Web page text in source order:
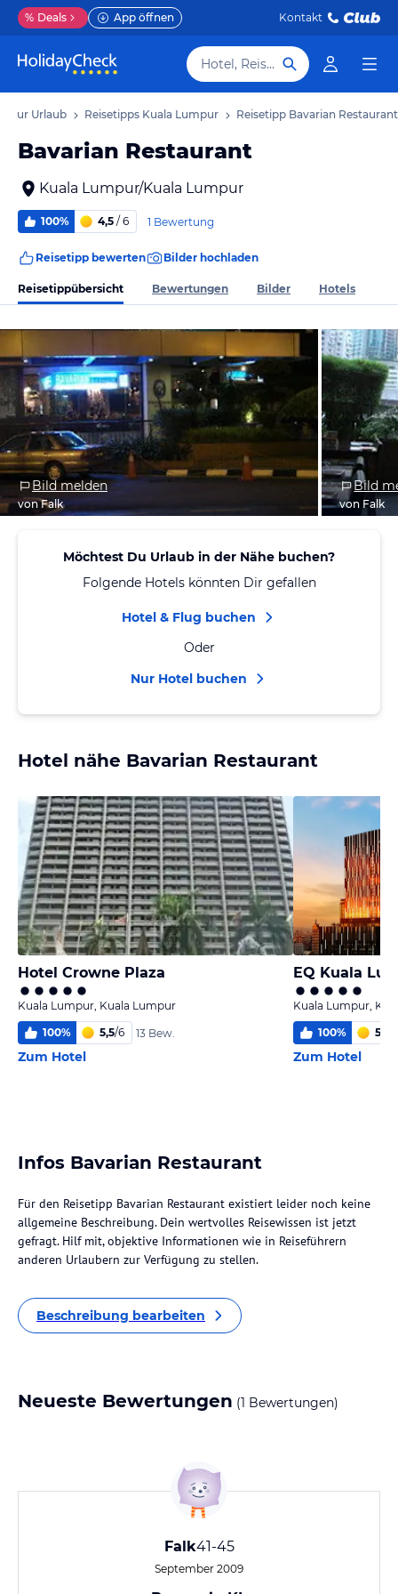
% Deals App öffnen Kontakt
Hotel, Reiseziel
Urlaub Reisetipps Kuala Lumpur Reisetipp Bavarian Restaurant
Bavarian Restaurant
Kuala Lumpur/Kuala Lumpur
100% 4,5 / 6 1 Bewertung
Reisetipp bewerten Bilder hochladen
Reisetippübersicht Bewertungen Bilder Hotels
Bild melden
von Falk
Bild
von Falk
Möchtest Du Urlaub in der Nähe buchen?
Folgende Hotels könnten Dir gefallen
Hotel & Flug buchen
Oder
Nur Hotel buchen
Hotel nähe Bavarian Restaurant
Hotel Crowne Plaza
Kuala Lumpur, Kuala Lumpur
100% 5,5/6 13 Bew.
Zum Hotel
EQ Kuala
Kuala Lumpur,
100% 5,7
Zum Hotel
Infos Bavarian Restaurant
Für den Reisetipp Bavarian Restaurant existiert leider noch keine
allgemeine Beschreibung. Dein wertvolles Reisewissen ist jetzt
gefragt. Hilf mit, objektive Informationen wie in Reiseführern
anderen Urlaubern zur Verfügung zu stellen.
Beschreibung bearbeiten
Neueste Bewertungen (1 Bewertungen)
Falk41-45
September 2009